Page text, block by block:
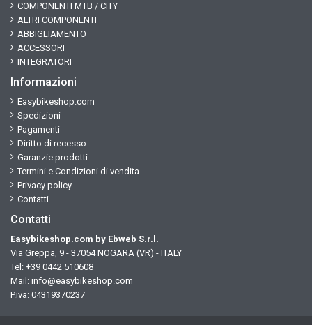
COMPONENTI MTB / CITY
ALTRI COMPONENTI
ABBIGLIAMENTO
ACCESSORI
INTEGRATORI
Informazioni
Easybikeshop.com
Spedizioni
Pagamenti
Diritto di recesso
Garanzie prodotti
Termini e Condizioni di vendita
Privacy policy
Contatti
Contatti
Easybikeshop.com by Ebweb S.r.l.
Via Greppa, 9 - 37054 NOGARA (VR) - ITALY
Tel: +39 0442 510608
Mail: info@easybikeshop.com
P.iva: 04319370237